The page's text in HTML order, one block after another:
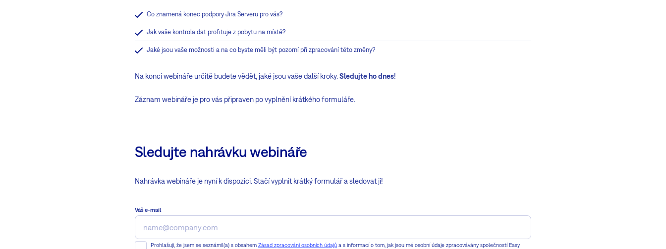
Co znamená konec podpory Jira Serveru pro vás?
Jak vaše kontrola dat profituje z pobytu na místě?
Jaké jsou vaše možnosti a na co byste měli být pozorní při zpracování této změny?
Na konci webináře určitě budete vědět, jaké jsou vaše další kroky. Sledujte ho dnes!
Záznam webináře je pro vás připraven po vyplnění krátkého formuláře.
Sledujte nahrávku webináře
Nahrávka webináře je nyní k dispozici. Stačí vyplnit krátký formulář a sledovat ji!
Váš e-mail
Prohlašuji, že jsem se seznámil(a) s obsahem Zásad zpracování osobních údajů a s informací o tom, jak jsou mé osobní údaje zpracovávány společností Easy